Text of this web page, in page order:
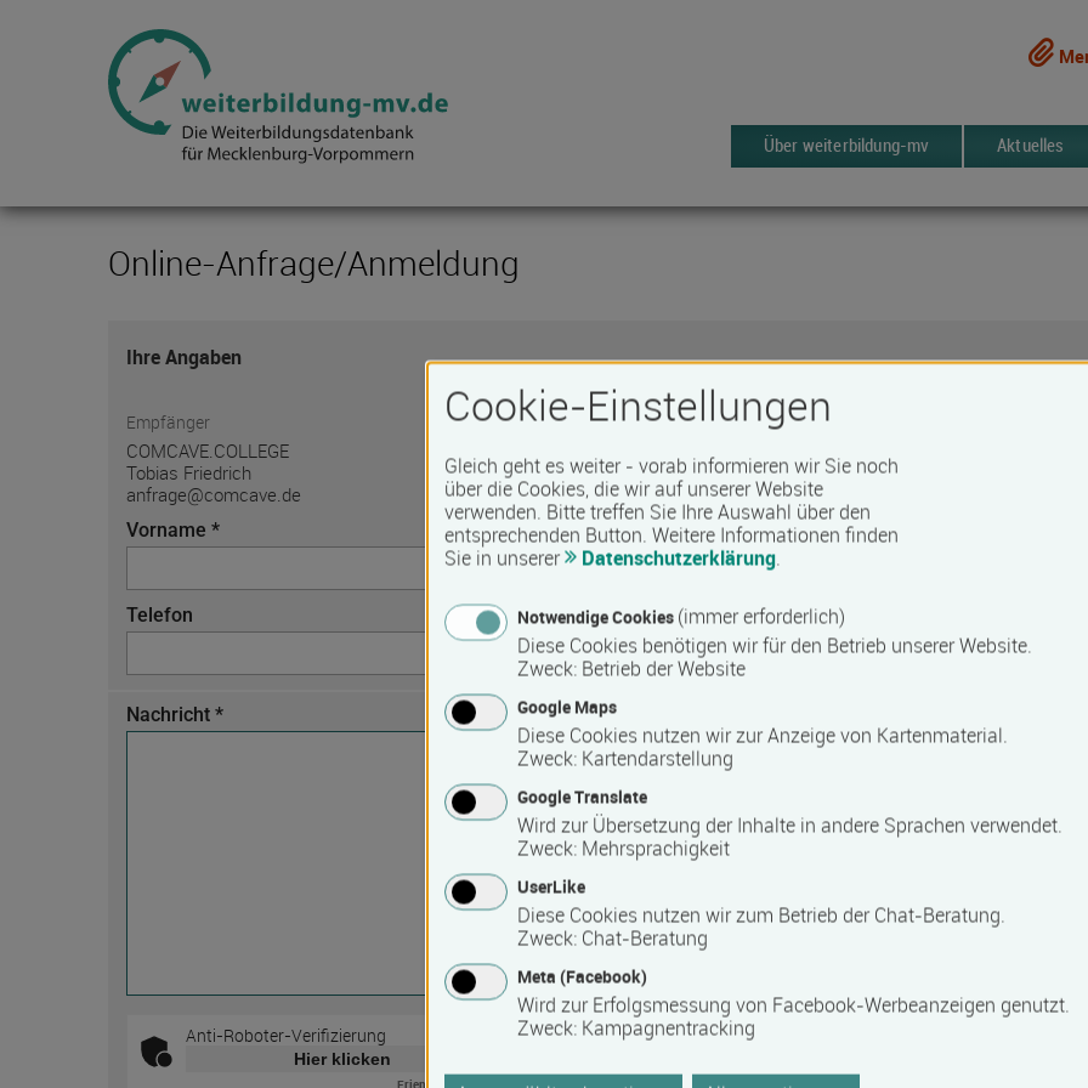
Über weiterbildung-mv Aktuelles
Online-Anfrage/Anmeldung
Ihre Angaben
Empfänger
COMCAVE.COLLEGE
Tobias Friedrich
anfrage@comcave.de
Vorname * Nachname *
Telefon
Nachricht *
Anti-Roboter-Verifizierung
Hier klicken
Friendly
Cookie-Einstellungen
Gleich geht es weiter - vorab informieren wir Sie noch
über die Cookies, die wir auf unserer Website
verwenden. Bitte treffen Sie Ihre Auswahl über den
entsprechenden Button. Weitere Informationen finden
Sie in unserer
Datenschutzerklärung.
Notwendige Cookies (immer erforderlich)
Diese Cookies benötigen wir für den Betrieb unserer Website.
Zweck: Betrieb der Website
Google Maps
Diese Cookies nutzen wir zur Anzeige von Kartenmaterial.
Zweck: Kartendarstellung
Google Translate
Wird zur Übersetzung der Inhalte in andere Sprachen verwendet.
Zweck: Mehrsprachigkeit
UserLike
Diese Cookies nutzen wir zum Betrieb der Chat-Beratung.
Zweck: Chat-Beratung
Meta (Facebook)
Wird zur Erfolgsmessung von Facebook-Werbeanzeigen genutzt.
Zweck: Kampagnentracking